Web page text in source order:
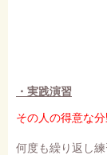
・実践演習
その人の得意な
何度も繰り返し